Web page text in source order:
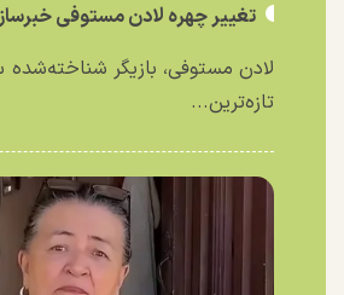
تغییر چهره لادن مستوفی
لادن مستوفی، بازیگر شناخته‌شده
تازه‌ترین...